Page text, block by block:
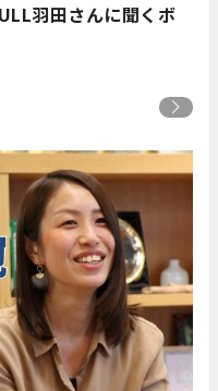
羽田さんに聞くボ